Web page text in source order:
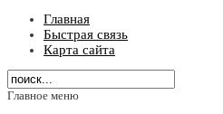
Главная
Быстрая связь
Карта сайта
Главное меню